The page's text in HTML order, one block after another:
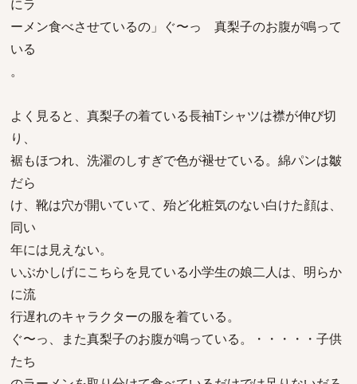
にラ
ーメン食べさせているの」ぐ〜っ 真梨子のお腹が鳴って
いる
。
よく見ると、真梨子の着ている長袖Tシャツは襟が伸び切
り、
裾もほつれ、洗濯のしすぎで色が褪せている。綿パンは皺
だら
け、靴は穴が開いていて、殆ど化粧気のない白けた顔は、
同い
年には見えない。
いぶかしげにこちらを見ている小学生の娘二人は、明らか
に流
行遅れのキャラクターの服を着ている。
ぐ〜っ、また真梨子のお腹が鳴っている。・・・・・子供
たち